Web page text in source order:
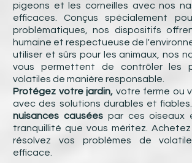
pigeons et les corneilles avec nos
efficaces. Conçus spécialement
problématiques, nos dispositifs
humaine et respectueuse de
utiliser et sûrs pour les animaux, nos
vous permettent de contrôler les
volatiles de manière responsable.
Protégez votre jardin, votre ferme ou
avec des solutions durables et
nuisances causéespar ces oiseaux
tranquillité que vous méritez.
résolvez vos problèmes de
efficace.